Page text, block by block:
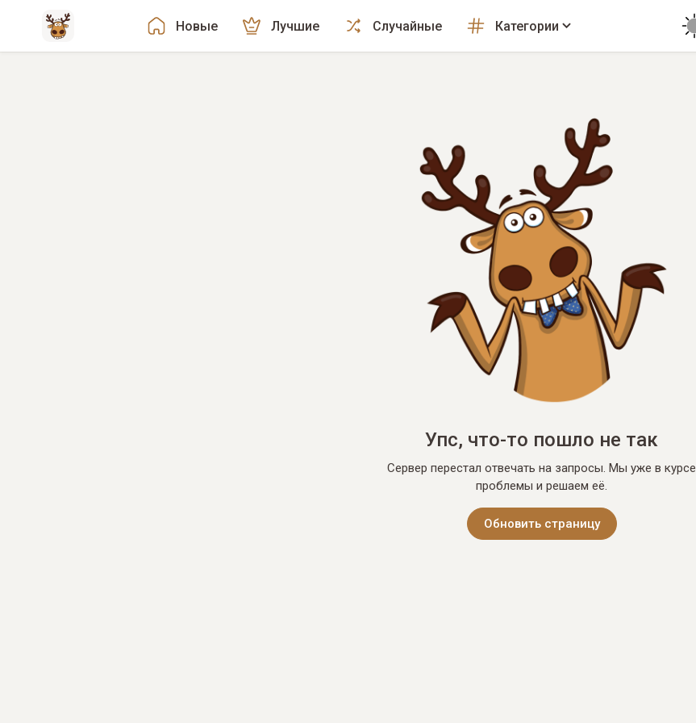
Новые Лучшие Случайные Категории
Упс, что-то пошло не так
Сервер перестал отвечать на запросы. Мы уже в курсе
проблемы и решаем её.
Обновить страницу